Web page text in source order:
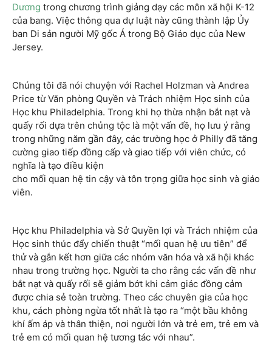
Dương trong chương trình giảng dạy các môn xã hội K-12
của bang. Việc thông qua dự luật này cũng thành lập Ủy
ban Di sản người Mỹ gốc Á trong Bộ Giáo dục của New
Jersey.
Chúng tôi đã nói chuyện với Rachel Holzman và Andrea
Price từ Văn phòng Quyền và Trách nhiệm Học sinh của
Học khu Philadelphia. Trong khi họ thừa nhận bắt nạt và
quấy rối dựa trên chủng tộc là một vấn đề, họ lưu ý rằng
trong những năm gần đây, các trường học ở Philly đã tăng
cường giao tiếp đồng cấp và giao tiếp với viên chức, có
nghĩa là tạo điều kiện
cho mối quan hệ tin cậy và tôn trọng giữa học sinh và giáo
viên.
Học khu Philadelphia và Sở Quyền lợi và Trách nhiệm của
Học sinh thúc đẩy chiến thuật “mối quan hệ ưu tiên” để
thử và gắn kết hơn giữa các nhóm văn hóa và xã hội khác
nhau trong trường học. Người ta cho rằng các vấn đề như
bắt nạt và quấy rối sẽ giảm bớt khi cảm giác đồng cảm
được chia sẻ toàn trường. Theo các chuyên gia của học
khu, cách phòng ngừa tốt nhất là tạo ra “một bầu không
khí ấm áp và thân thiện, nơi người lớn và trẻ em, trẻ em và
trẻ em có mối quan hệ tương tác với nhau”.